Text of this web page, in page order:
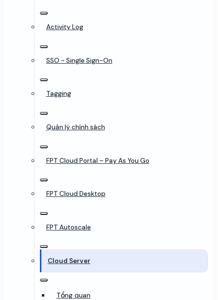
Activity Log
SSO - Single Sign-On
Tagging
Quản lý chính sách
FPT Cloud Portal – Pay As You Go
FPT Cloud Desktop
FPT Autoscale
Cloud Server
Tổng quan